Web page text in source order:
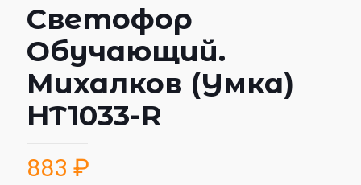
Светофор
Обучающий.
Михалков (Умка)
HT1033-R
883 ₽